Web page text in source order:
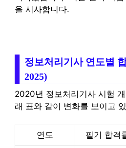
을 시사합니다.
정보처리기사 연도별
2025)
2020년 정보처리기사 시험
래 표와 같이 변화를 보이고
연도 필기 합격